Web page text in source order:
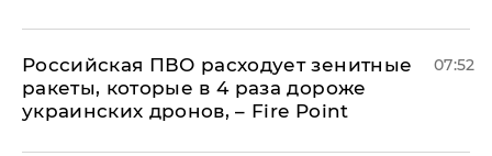
Российская ПВО расходует зенитные
ракеты, которые в 4 раза дороже
украинских дронов, – Fire Point
07:52